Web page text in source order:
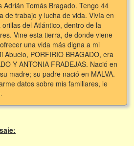
Adrián Tomás Bragado. Tengo 44
de trabajo y lucha de vida. Vivía en
del Atlántico, dentro de la
Vine esta tierra, de donde viene
una vida más digna a mi
Abuelo, PORFIRIO BRAGADO, era
Y ANTONIA FRADEJAS. Nació en
madre; su padre nació en MALVA.
datos sobre mis familiares, le